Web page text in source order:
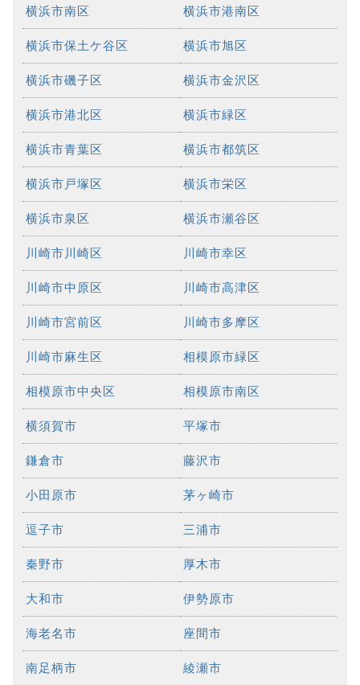
横浜市南区 横浜市港南区
横浜市保土ケ谷区 横浜市旭区
横浜市磯子区 横浜市金沢区
横浜市港北区 横浜市緑区
横浜市青葉区 横浜市都筑区
横浜市戸塚区 横浜市栄区
横浜市泉区 横浜市瀬谷区
川崎市川崎区 川崎市幸区
川崎市中原区 川崎市高津区
川崎市宮前区 川崎市多摩区
川崎市麻生区 相模原市緑区
相模原市中央区 相模原市南区
横須賀市 平塚市
鎌倉市 藤沢市
小田原市 茅ヶ崎市
逗子市 三浦市
秦野市 厚木市
大和市 伊勢原市
海老名市 座間市
南足柄市 綾瀬市